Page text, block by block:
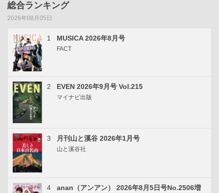
総合ランキング
2026年08月05日
1 MUSICA 2026年8月号
FACT
2 EVEN 2026年9月号 Vol.215
マイナビ出版
3 月刊山と溪谷 2026年1月号
山と溪谷社
4
anan（アンアン） 2026年8月5日号No.2506増